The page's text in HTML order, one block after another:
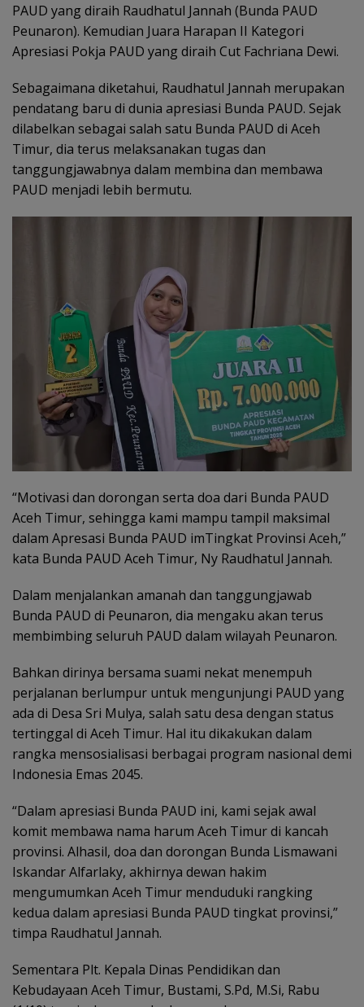
PAUD yang diraih Raudhatul Jannah (Bunda PAUD
Peunaron). Kemudian Juara Harapan II Kategori
Apresiasi Pokja PAUD yang diraih Cut Fachriana Dewi.
Sebagaimana diketahui, Raudhatul Jannah merupakan
pendatang baru di dunia apresiasi Bunda PAUD. Sejak
dilabelkan sebagai salah satu Bunda PAUD di Aceh
Timur, dia terus melaksanakan tugas dan
tanggungjawabnya dalam membina dan membawa
PAUD menjadi lebih bermutu.
“Motivasi dan dorongan serta doa dari Bunda PAUD
Aceh Timur, sehingga kami mampu tampil maksimal
dalam Apresasi Bunda PAUD imTingkat Provinsi Aceh,”
kata Bunda PAUD Aceh Timur, Ny Raudhatul Jannah.
Dalam menjalankan amanah dan tanggungjawab
Bunda PAUD di Peunaron, dia mengaku akan terus
membimbing seluruh PAUD dalam wilayah Peunaron.
Bahkan dirinya bersama suami nekat menempuh
perjalanan berlumpur untuk mengunjungi PAUD yang
ada di Desa Sri Mulya, salah satu desa dengan status
tertinggal di Aceh Timur. Hal itu dikakukan dalam
rangka mensosialisasi berbagai program nasional demi
Indonesia Emas 2045.
“Dalam apresiasi Bunda PAUD ini, kami sejak awal
komit membawa nama harum Aceh Timur di kancah
provinsi. Alhasil, doa dan dorongan Bunda Lismawani
Iskandar Alfarlaky, akhirnya dewan hakim
mengumumkan Aceh Timur menduduki rangking
kedua dalam apresiasi Bunda PAUD tingkat provinsi,”
timpa Raudhatul Jannah.
Sementara Plt. Kepala Dinas Pendidikan dan
Kebudayaan Aceh Timur, Bustami, S.Pd, M.Si, Rabu